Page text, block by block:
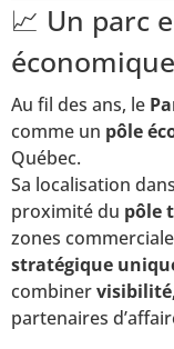
📈 Un parc
économique
Au fil des ans, le
comme un pôle
Québec.
Sa localisation
proximité du pôle
zones
stratégique
combiner
partenaires